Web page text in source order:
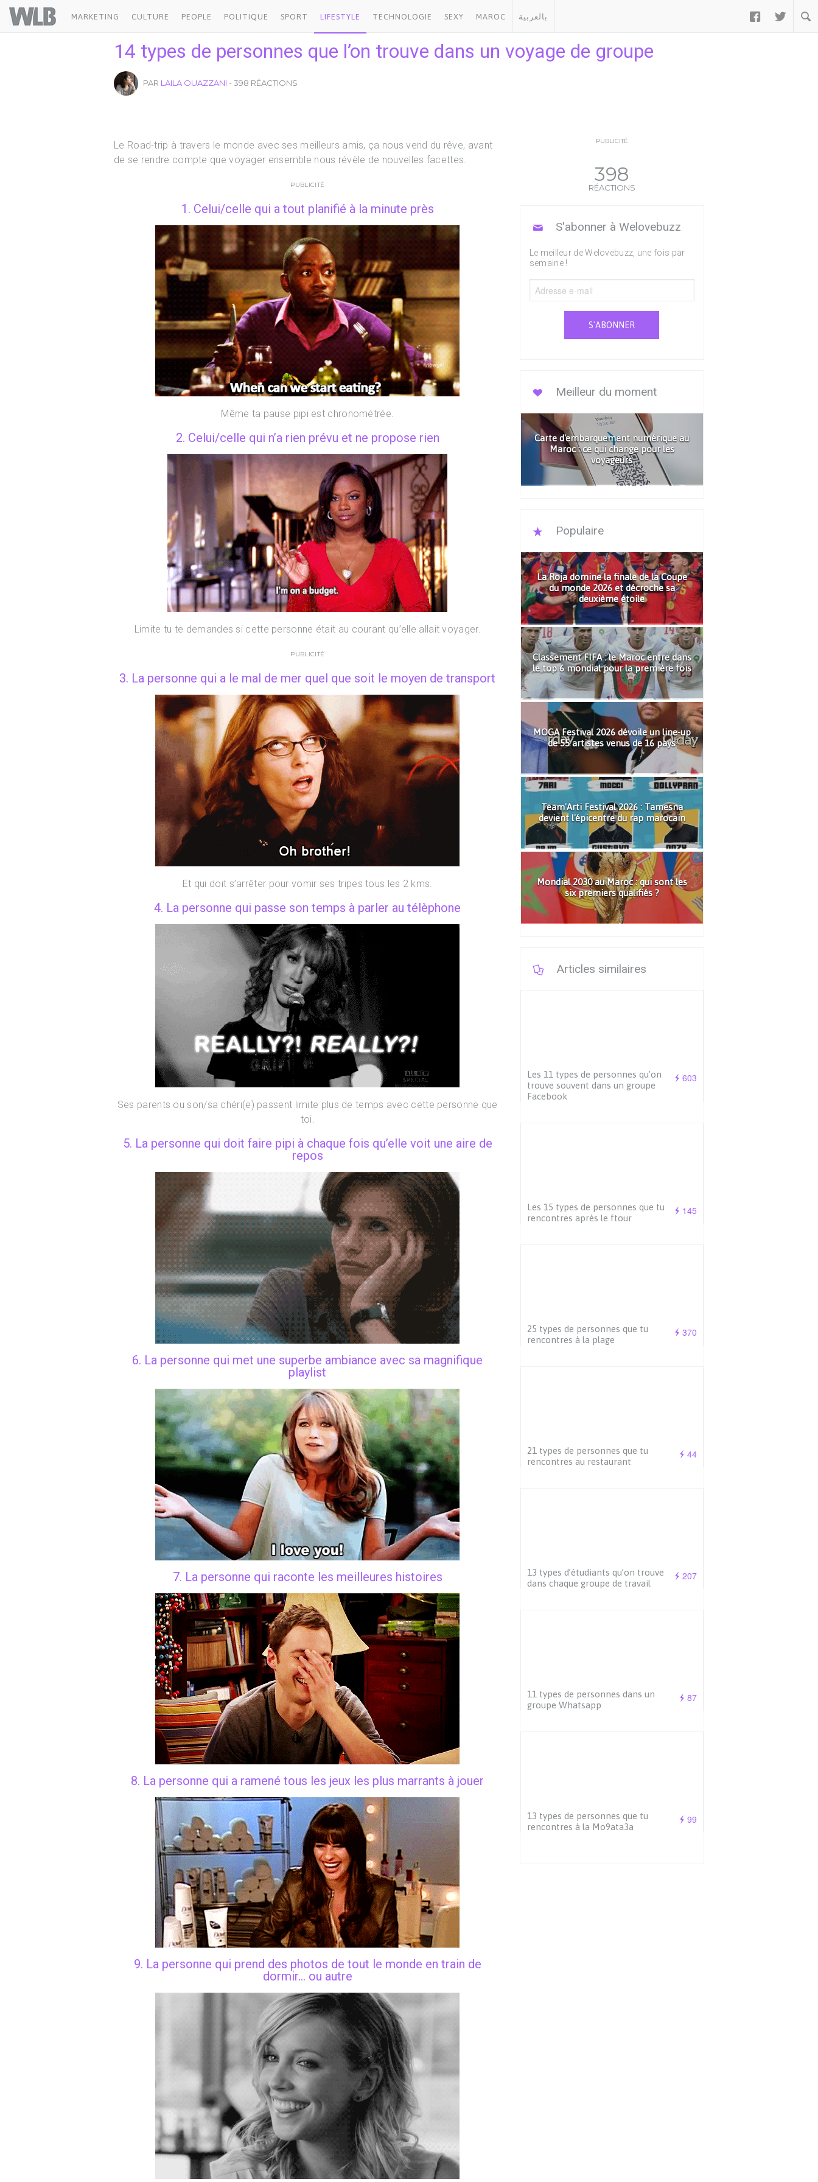
Welovebuzz
MARKETING CULTURE PEOPLE POLITIQUE SPORT LIFESTYLE TECHNOLOGIE SEXY MAROC بالعربية  
14 types de personnes que l’on trouve dans un voyage de groupe
PAR LAILA OUAZZANI - 398 RÉACTIONS
Le Road-trip à travers le monde avec ses meilleurs amis, ça nous vend du rêve, avant
de se rendre compte que voyager ensemble nous révèle de nouvelles facettes.
PUBLICITÉ
1. Celui/celle qui a tout planifié à la minute près
Même ta pause pipi est chronométrée.
2. Celui/celle qui n’a rien prévu et ne propose rien
Limite tu te demandes si cette personne était au courant qu’elle allait voyager.
PUBLICITÉ
3. La personne qui a le mal de mer quel que soit le moyen de transport
Et qui doit s’arrêter pour vomir ses tripes tous les 2 kms.
4. La personne qui passe son temps à parler au télèphone
Ses parents ou son/sa chéri(e) passent limite plus de temps avec cette personne que
toi.
5. La personne qui doit faire pipi à chaque fois qu’elle voit une aire de
repos
6. La personne qui met une superbe ambiance avec sa magnifique
playlist
7. La personne qui raconte les meilleures histoires
8. La personne qui a ramené tous les jeux les plus marrants à jouer
9. La personne qui prend des photos de tout le monde en train de
dormir… ou autre
PUBLICITÉ
398
RÉACTIONS
S'abonner à Welovebuzz
Le meilleur de Welovebuzz, une fois par
semaine !
S'ABONNER
Meilleur du moment
Carte d'embarquement numérique au
Maroc : ce qui change pour les
voyageurs
Populaire
La Roja domine la finale de la Coupe
du monde 2026 et décroche sa
deuxième étoile
Classement FIFA : le Maroc entre dans
le top 6 mondial pour la première fois
MOGA Festival 2026 dévoile un line-up
de 55 artistes venus de 16 pays
Team'Arti Festival 2026 : Tamesna
devient l'épicentre du rap marocain
Mondial 2030 au Maroc : qui sont les
six premiers qualifiés ?
Articles similaires
603
Les 11 types de personnes qu’on
trouve souvent dans un groupe
Facebook
145
Les 15 types de personnes que tu
rencontres après le ftour
370
25 types de personnes que tu
rencontres à la plage
44
21 types de personnes que tu
rencontres au restaurant
207
13 types d’étudiants qu’on trouve
dans chaque groupe de travail
87
11 types de personnes dans un
groupe Whatsapp
99
13 types de personnes que tu
rencontres à la Mo9ata3a